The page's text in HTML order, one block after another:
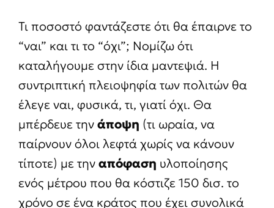
Τι ποσοστό φαντάζεστε ότι θα έπαιρνε το
“ναι” και τι το “όχι”; Νομίζω ότι
καταλήγουμε στην ίδια μαντεψιά. Η
συντριπτική πλειοψηφία των πολιτών θα
έλεγε ναι, φυσικά, τι, γιατί όχι. Θα
μπέρδευε τηνάποψη (τι ωραία, να
παίρνουν όλοι λεφτά χωρίς να κάνουν
τίποτε) με τηναπόφαση υλοποίησης
ενός μέτρου που θα κόστιζε 150 δισ. το
χρόνο σε ένα κράτος που έχει συνολικά